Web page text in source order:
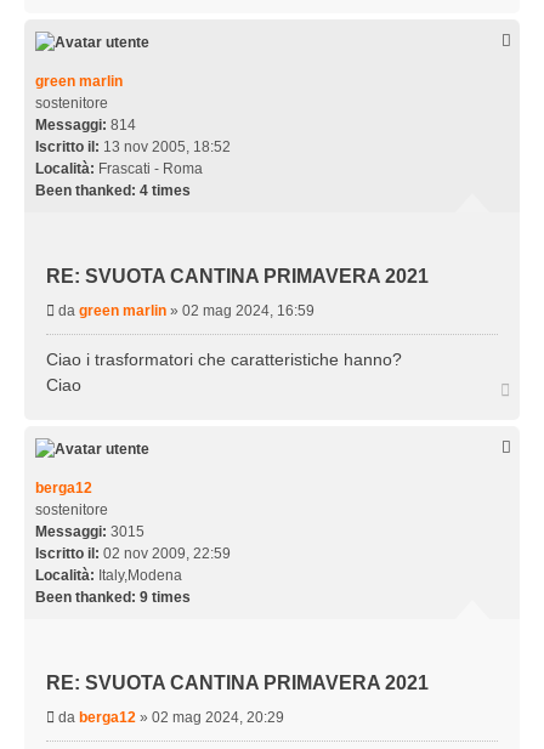
i
o
green marlin
sostenitore
Messaggi: 814
Iscritto il: 13 nov 2005, 18:52
Località: Frascati - Roma
Been thanked: 4 times
RE: SVUOTA CANTINA PRIMAVERA 2021
M
e
s
a
g
i
o
da green marlin » 02 mag 2024, 16:59
Ciao i trasformatori che caratteristiche hanno?
Ciao
berga12
sostenitore
Messaggi: 3015
Iscritto il: 02 nov 2009, 22:59
Località: Italy,Modena
Been thanked: 9 times
RE: SVUOTA CANTINA PRIMAVERA 2021
M
e
da berga12 » 02 mag 2024, 20:29